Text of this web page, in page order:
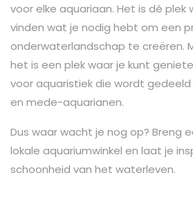
voor elke aquariaan. Het is dé plek
vinden wat je nodig hebt om een
onderwaterlandschap te creëren.
het is een plek waar je kunt
voor aquaristiek die wordt
en mede-aquarianen.
Dus waar wacht je nog op? Breng
lokale aquariumwinkel en laat je
schoonheid van het waterleven.